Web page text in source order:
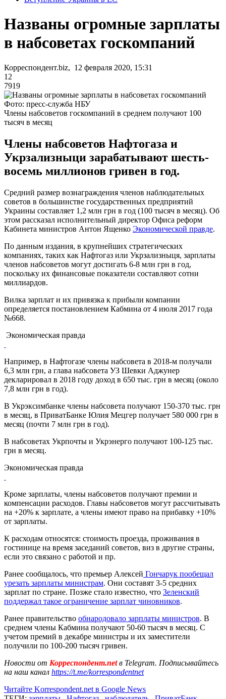
Названы огромные зарплаты
в набсоветах госкомпаний
Корреспондент.biz, 12 февраля 2020, 15:31
12
7919
Фото: пресс-служба НБУ
Члены набсоветов госкомпаний в среднем получают 100
тысяч в месяц
Члены набсоветов Нафтогаза и
Укрзализныци зарабатывают шесть-
восемь миллионов гривен в год.
Средний размер вознаграждения членов наблюдательных
советов в большинстве государственных предприятий
Украины составляет 1,2 млн грн в год (100 тысяч в месяц). Об
этом рассказал исполнительный директор Офиса реформ
Кабинета министров Антон Ященко Экономической правде.
По данным издания, в крупнейших стратегических
компаниях, таких как Нафтогаз или Укрзализныця, зарплаты
членов набсоветов могут достигать 6-8 млн грн в год,
поскольку их финансовые показатели составляют сотни
миллиардов.
Вилка зарплат и их привязка к прибыли компании
определяется постановлением Кабмина от 4 июля 2017 года
№668.
Экономическая правда
Например, в Нафтогазе члены набсовета в 2018-м получали
6,3 млн грн, а глава набсовета УЗ Шевки Аджунер
декларировал в 2018 году доход в 650 тыс. грн в месяц (около
7,8 млн грн в год).
В Укрэксимбанке члены набсовета получают 150-370 тыс. грн
в месяц, в ПриватБанке Юлия Мецгер получает 580 000 грн в
месяц (почти 7 млн грн в год).
В набсоветах Укрпочты и Укрэнерго получают 100-125 тыс.
грн в месяц.
Экономическая правда
Кроме зарплаты, члены набсоветов получают премии и
компенсации расходов. Главы набсоветов могут рассчитывать
на +20% к зарплате, а члены имеют право на прибавку +10%
от зарплаты.
К расходам относятся: стоимость проезда, проживания в
гостинице на время заседаний советов, виз в другие страны,
если это связано с работой и пр.
Ранее сообщалось, что премьер Алексей Гончарук пообещал
урезать зарплаты министрам. Они составят 3-5 средних
зарплат по стране. Позже стало известно, что Зеленский
поддержал такое ограничение зарплат чиновников.
Ранее правительство обнародовало зарплаты министров. В
среднем члены Кабмина получают 50-60 тысяч в месяц. С
учетом премий в декабре министры и их заместители
получили по 100-200 тысяч гривен.
Новости от Корреспондент.netв Telegram. Подписывайтесь
на наш канал https://t.me/korrespondentnet
Читайте Korrespondent.net в Google News